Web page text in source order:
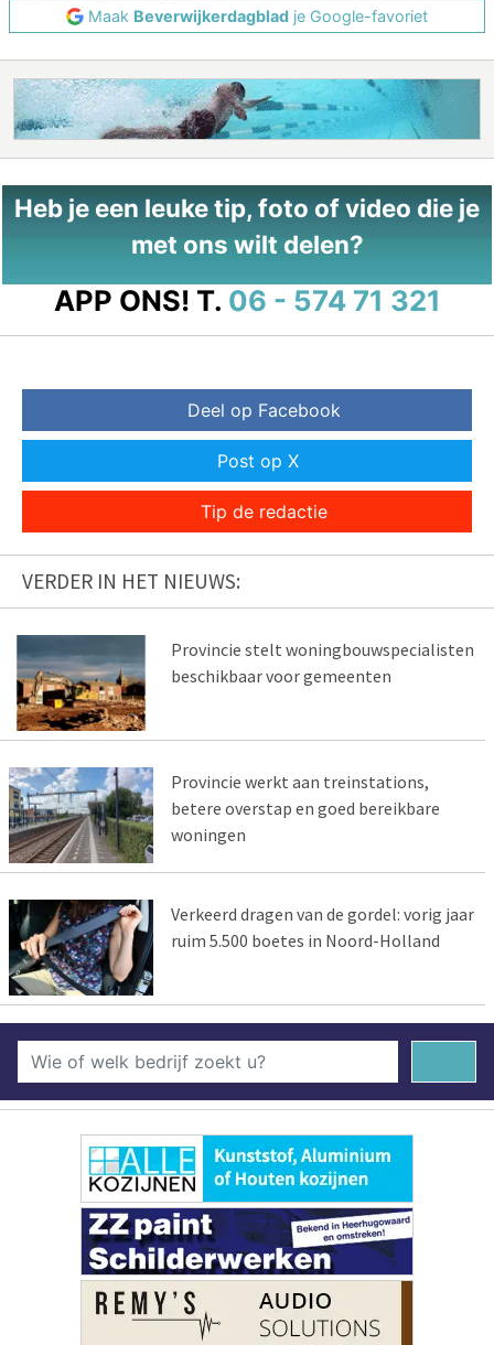
Maak Beverwijkerdagblad je Google-favoriet
Heb je een leuke tip, foto of video die je
met ons wilt delen?
APP ONS! T. 06 - 574 71 321
Deel op Facebook
Post op X
Tip de redactie
VERDER IN HET NIEUWS:
Provincie stelt woningbouwspecialisten
beschikbaar voor gemeenten
Provincie werkt aan treinstations,
betere overstap en goed bereikbare
woningen
Verkeerd dragen van de gordel: vorig jaar
ruim 5.500 boetes in Noord-Holland